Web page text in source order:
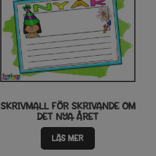
UNDERMENY
EXPANDERA
UNDERMENY
SKRIVMALL FÖR SKRIVANDE OM
DET NYA ÅRET
LÄS MER